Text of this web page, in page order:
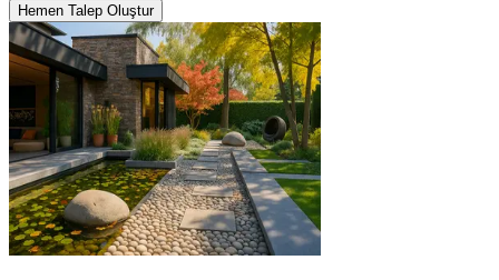
Hemen Talep Oluştur